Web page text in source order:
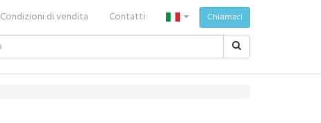
Condizioni di vendita Contatti Chiamaci